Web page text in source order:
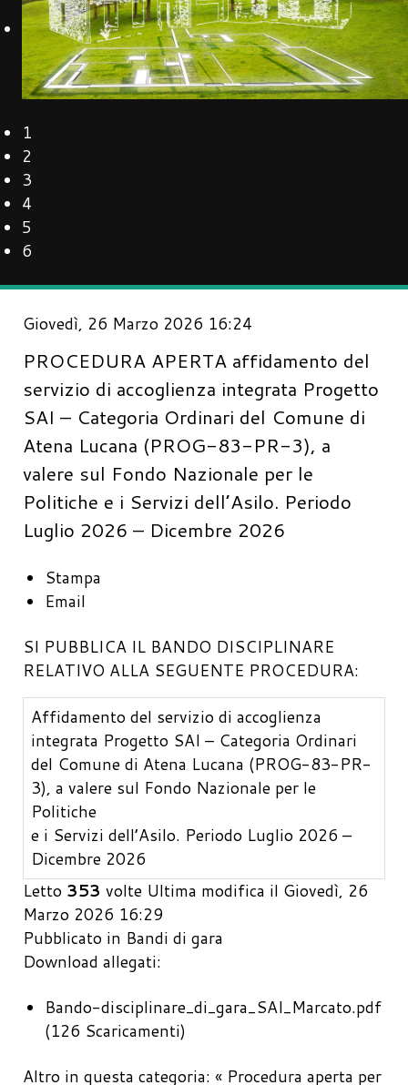
1
2
3
4
5
6
Giovedì, 26 Marzo 2026 16:24
PROCEDURA APERTA affidamento del
servizio di accoglienza integrata Progetto
SAI – Categoria Ordinari del Comune di
Atena Lucana (PROG-83-PR-3), a
valere sul Fondo Nazionale per le
Politiche e i Servizi dell’Asilo. Periodo
Luglio 2026 – Dicembre 2026
Stampa
Email
SI PUBBLICA IL BANDO DISCIPLINARE
RELATIVO ALLA SEGUENTE PROCEDURA:
Affidamento del servizio di accoglienza
integrata Progetto SAI – Categoria Ordinari
del Comune di Atena Lucana (PROG-83-PR-
3), a valere sul Fondo Nazionale per le
Politiche
e i Servizi dell’Asilo. Periodo Luglio 2026 –
Dicembre 2026
Letto 353 volte Ultima modifica il Giovedì, 26
Marzo 2026 16:29
Pubblicato in Bandi di gara
Download allegati:
Bando-disciplinare_di_gara_SAI_Marcato.pdf
(126 Scaricamenti)
Altro in questa categoria: « Procedura aperta per